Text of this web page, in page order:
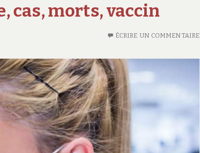
cas, morts, vaccin
ÉCRIRE UN COMMENTAIRE